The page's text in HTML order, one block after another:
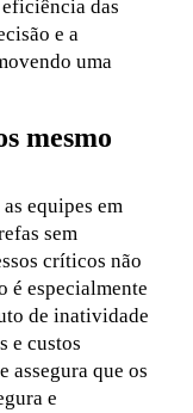
das
e a
uma
mesmo
as equipes em
sem
críticos não
é especialmente
de inatividade
e custos
que os
e